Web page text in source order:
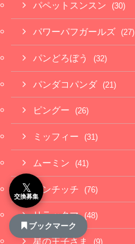
パペットスンスン (30)
パワーパフガールズ (27)
パンどろぼう (32)
パンダコパンダ (21)
ピングー (26)
ミッフィー (31)
ムーミン (41)
モンチッチ (76)
リラックマ (48)
星の王子さま (9)
𝕏
交換募集
ブックマーク